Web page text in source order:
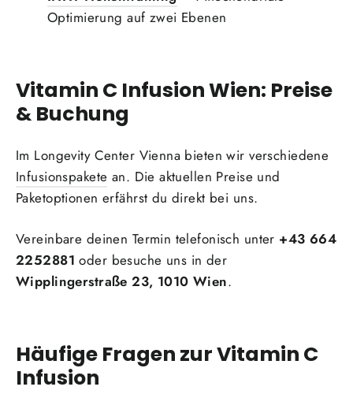
Optimierung auf zwei Ebenen
Vitamin C Infusion Wien: Preise
& Buchung
Im Longevity Center Vienna bieten wir verschiedene
Infusionspakete an. Die aktuellen Preise und
Paketoptionen erfährst du direkt bei uns.
Vereinbare deinen Termin telefonisch unter +43 664
2252881 oder besuche uns in der
Wipplingerstraße 23, 1010 Wien.
Häufige Fragen zur Vitamin C
Infusion